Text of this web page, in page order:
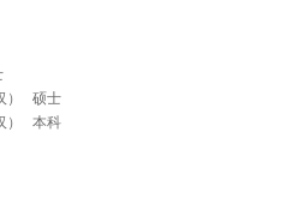
） 硕士
） 本科